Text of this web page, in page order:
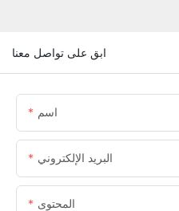
ابق على تواصل معنا
اسم
البريد الإلكتروني
المحتوى